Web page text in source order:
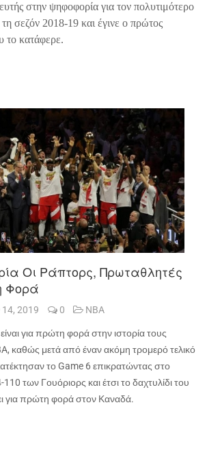
στην ψηφοφορία για τον πολυτιμότερο
τη σεζόν 2018-19 και έγινε ο πρώτος
το κατάφερε.
Οι Ράπτορς, Πρωταθλητές
Φορά
14, 2019 0 NBA
για πρώτη φορά στην ιστορία τους
, καθώς μετά από έναν ακόμη τρομερό τελικό
τοGame 6 επικρατώντας στο
110 των Γουόριορς και έτσι το δαχτυλίδι του
για πρώτη φορά στον Καναδά.